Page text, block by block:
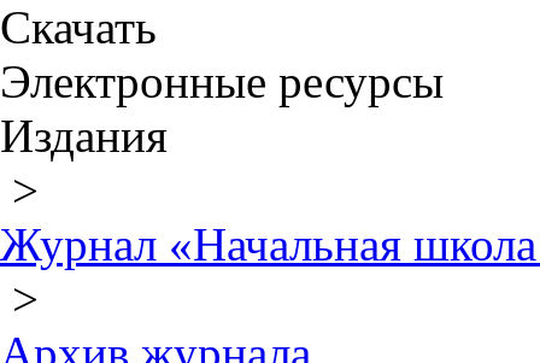
Скачать
Электронные ресурсы
Издания
>
Журнал «Начальная
>